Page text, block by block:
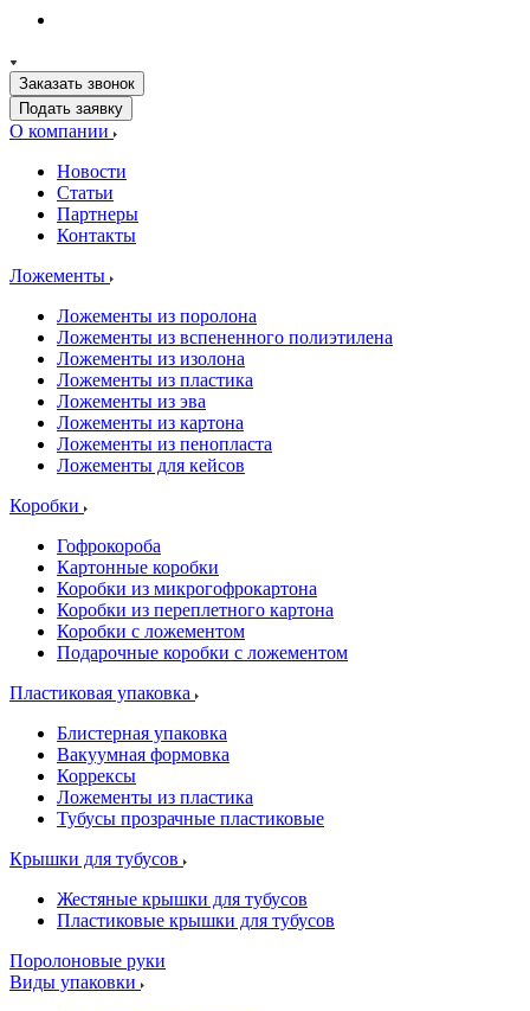
Заказать звонок
Подать заявку
О компании
Новости
Статьи
Партнеры
Контакты
Ложементы
Ложементы из поролона
Ложементы из вспененного полиэтилена
Ложементы из изолона
Ложементы из пластика
Ложементы из эва
Ложементы из картона
Ложементы из пенопласта
Ложементы для кейсов
Коробки
Гофрокороба
Картонные коробки
Коробки из микрогофрокартона
Коробки из переплетного картона
Коробки с ложементом
Подарочные коробки с ложементом
Пластиковая упаковка
Блистерная упаковка
Вакуумная формовка
Коррексы
Ложементы из пластика
Тубусы прозрачные пластиковые
Крышки для тубусов
Жестяные крышки для тубусов
Пластиковые крышки для тубусов
Поролоновые руки
Виды упаковки